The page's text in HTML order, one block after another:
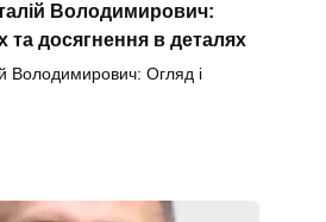
Володимирович:
досягнення в деталях
Володимирович: Огляд і